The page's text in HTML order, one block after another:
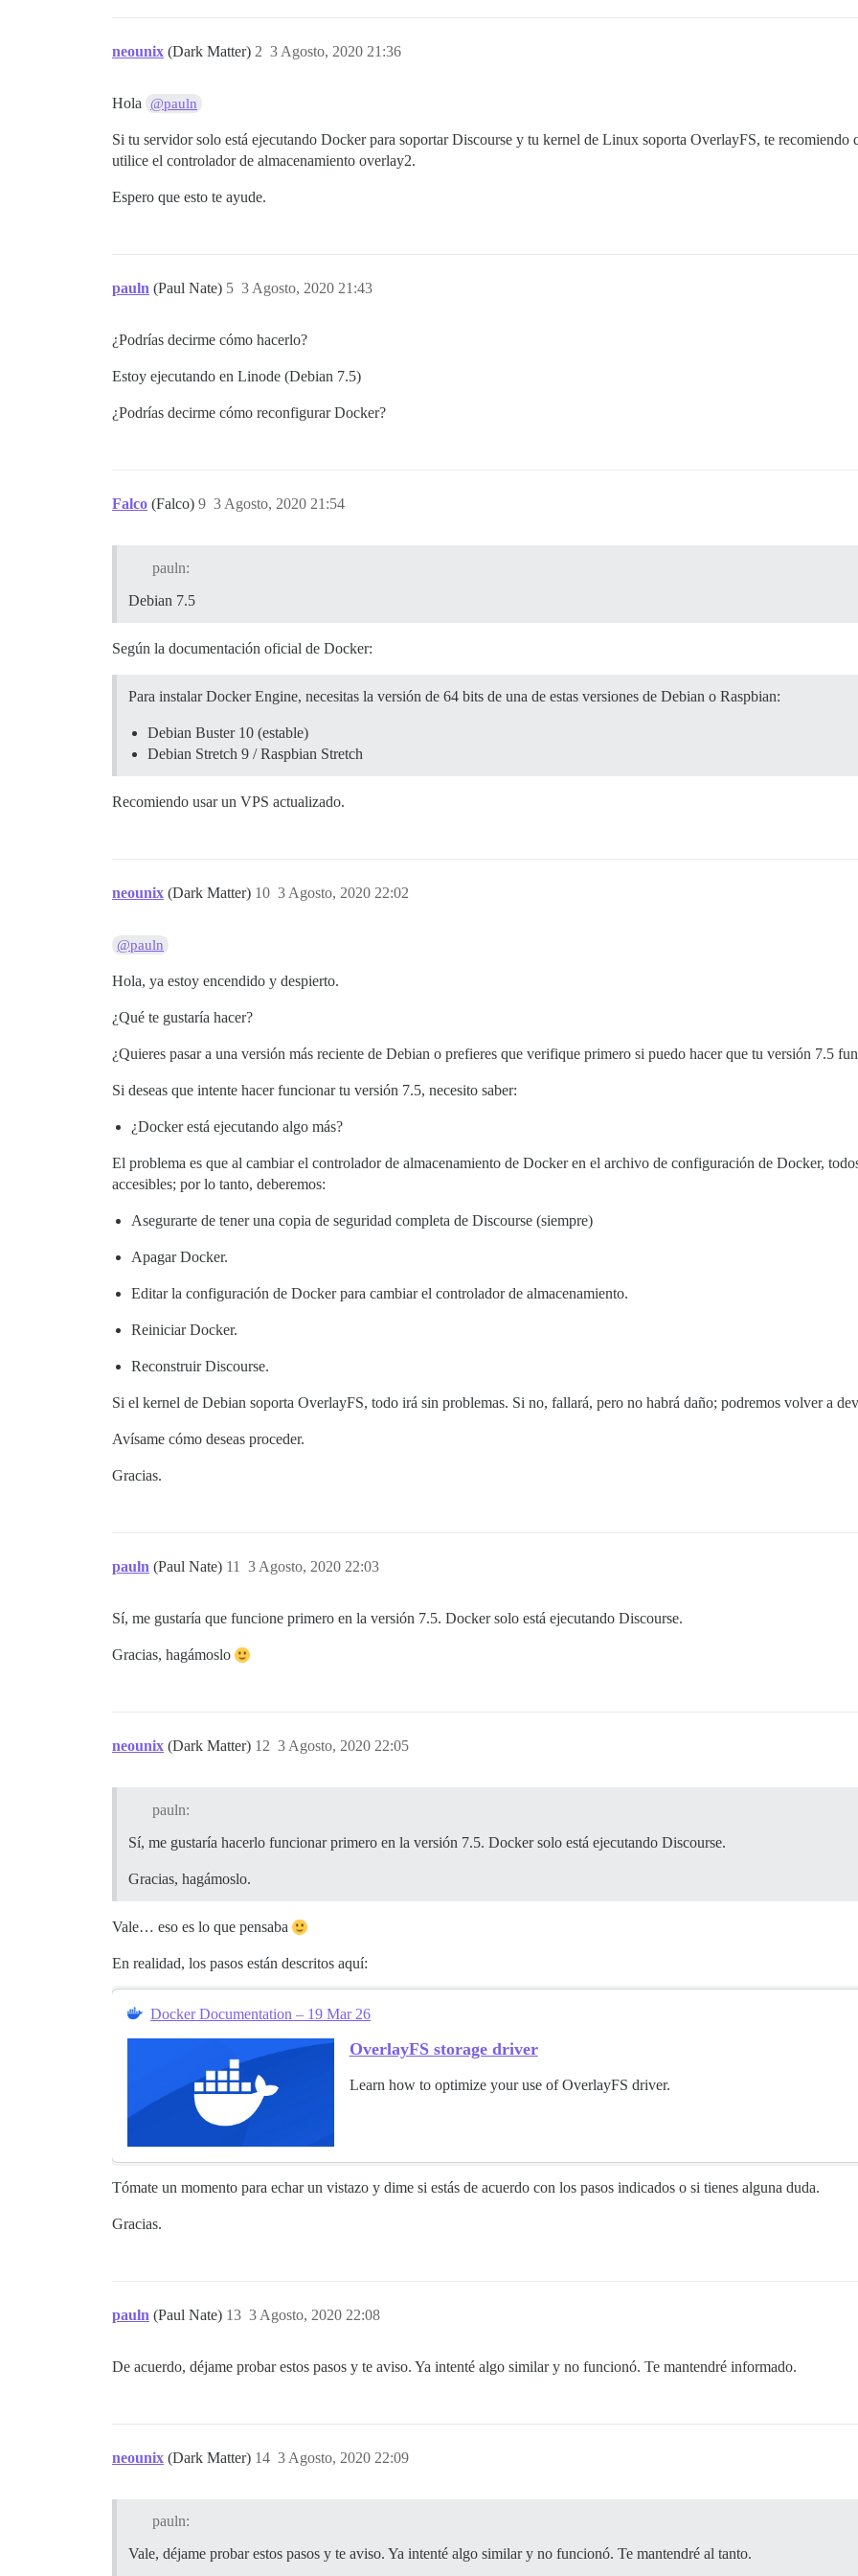
neounix (Dark Matter) 3 Agosto, 2020 21:36
2
Hola @pauln
Si tu servidor solo está ejecutando Docker para soportar Discourse y tu kernel de Linux soporta OverlayFS, te
utilice el controlador de almacenamiento overlay2.
Espero que esto te ayude.
pauln (Paul Nate) 3 Agosto, 2020 21:43
5
¿Podrías decirme cómo hacerlo?
Estoy ejecutando en Linode (Debian 7.5)
¿Podrías decirme cómo reconfigurar Docker?
Falco (Falco) 3 Agosto, 2020 21:54
9
pauln:
Debian 7.5
Según la documentación oficial de Docker:
Para instalar Docker Engine, necesitas la versión de 64 bits de una de estas versiones de Debian o Raspbian:
Debian Buster 10 (estable)
Debian Stretch 9 / Raspbian Stretch
Recomiendo usar un VPS actualizado.
neounix (Dark Matter) 3 Agosto, 2020 22:02
10
@pauln
Hola, ya estoy encendido y despierto.
¿Qué te gustaría hacer?
¿Quieres pasar a una versión más reciente de Debian o prefieres que verifique primero si puedo hacer que tu versión 7.5
Si deseas que intente hacer funcionar tu versión 7.5, necesito saber:
¿Docker está ejecutando algo más?
El problema es que al cambiar el controlador de almacenamiento de Docker en el archivo de configuración de Docker,
accesibles; por lo tanto, deberemos:
Asegurarte de tener una copia de seguridad completa de Discourse (siempre)
Apagar Docker.
Editar la configuración de Docker para cambiar el controlador de almacenamiento.
Reiniciar Docker.
Reconstruir Discourse.
Si el kernel de Debian soporta OverlayFS, todo irá sin problemas. Si no, fallará, pero no habrá daño; podremos volver a
Avísame cómo deseas proceder.
Gracias.
pauln (Paul Nate) 3 Agosto, 2020 22:03
11
Sí, me gustaría que funcione primero en la versión 7.5. Docker solo está ejecutando Discourse.
Gracias, hagámoslo
neounix (Dark Matter) 3 Agosto, 2020 22:05
12
pauln:
Sí, me gustaría hacerlo funcionar primero en la versión 7.5. Docker solo está ejecutando Discourse.
Gracias, hagámoslo.
Vale… eso es lo que pensaba
En realidad, los pasos están descritos aquí:
Docker Documentation – 19 Mar 26
OverlayFS storage driver
Learn how to optimize your use of OverlayFS driver.
Tómate un momento para echar un vistazo y dime si estás de acuerdo con los pasos indicados o si tienes alguna duda.
Gracias.
pauln (Paul Nate) 3 Agosto, 2020 22:08
13
De acuerdo, déjame probar estos pasos y te aviso. Ya intenté algo similar y no funcionó. Te mantendré informado.
neounix (Dark Matter) 3 Agosto, 2020 22:09
14
pauln:
Vale, déjame probar estos pasos y te aviso. Ya intenté algo similar y no funcionó. Te mantendré al tanto.